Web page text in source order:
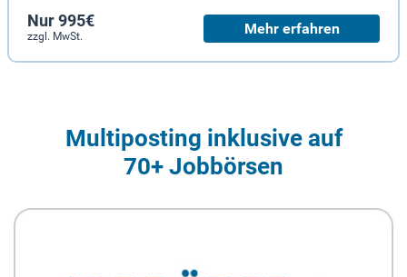
Nur 995€
zzgl. MwSt. Mehr erfahren
Multiposting inklusive auf
70+ Jobbörsen